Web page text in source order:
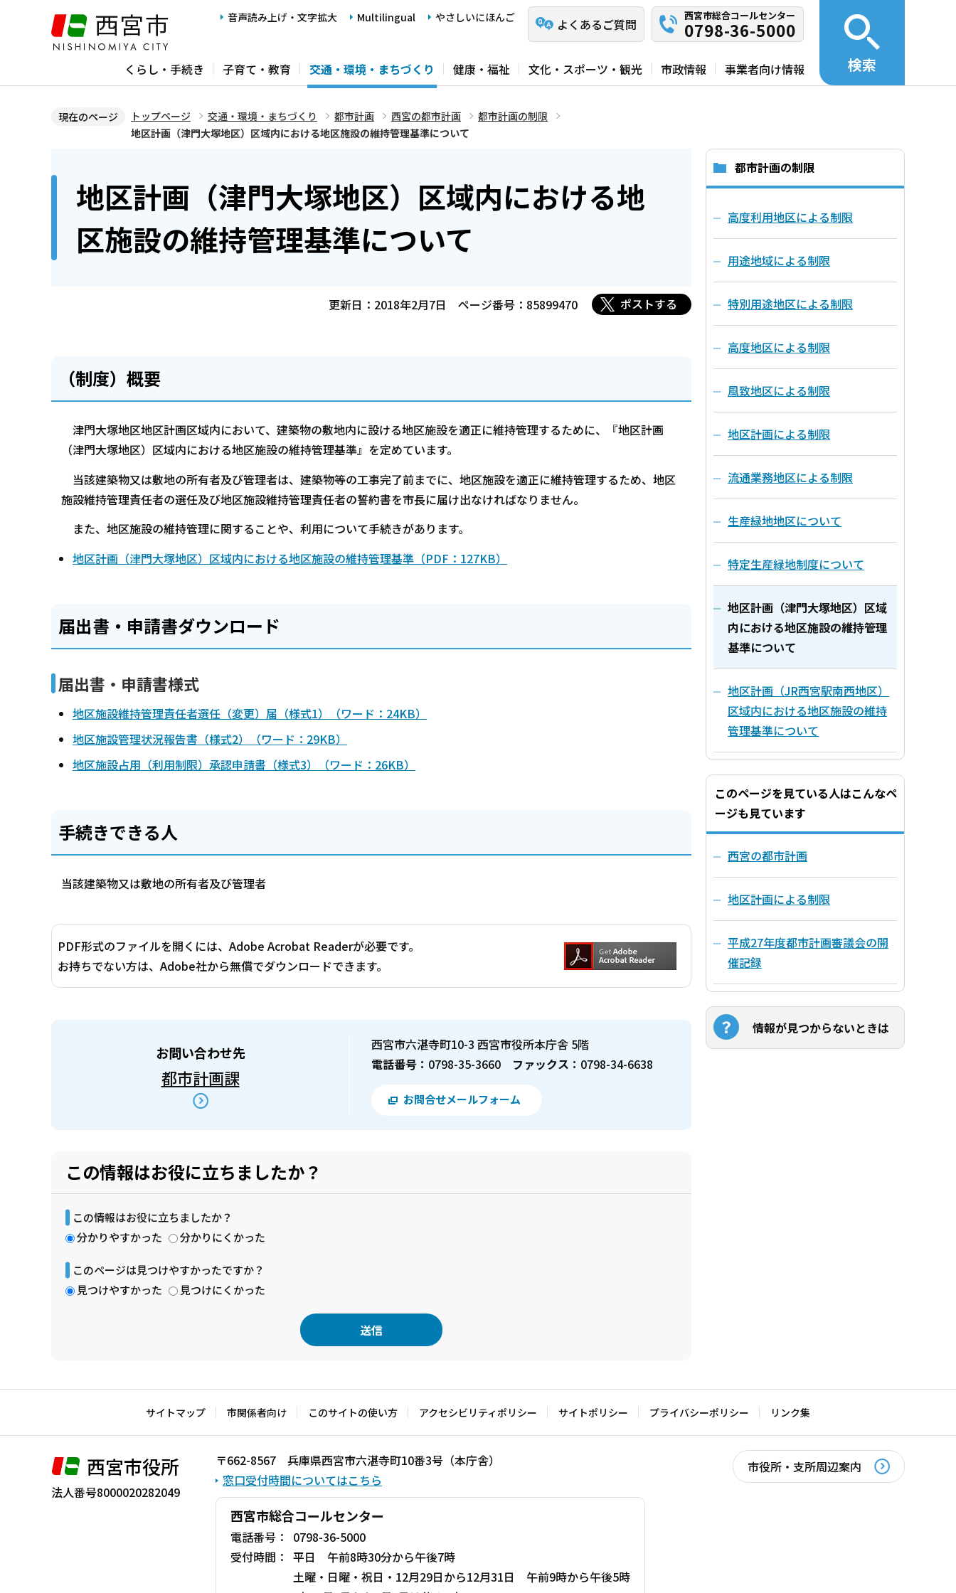
ジ
音声読み上げ・文字拡大 Multilingual やさしいにほんご よくあるご質問
西宮市総合コールセンター
0798-36-5000
くらし・手続き 子育て・教育 交通・環境・まちづくり 健康・福祉 文化・スポーツ・観光 市政情報 事業者向け情報 検索
現在のページ トップページ 交通・環境・まちづくり 都市計画 西宮の都市計画
都市計画の制限
地区計画（津門大塚地区）区域内における地区施設の維持管理基準について
地区計画（津門大塚地区）区域内における地
区施設の維持管理基準について
更新日：2018年2月7日 ページ番号：85899470 ポストする
（制度）概要
津門大塚地区地区計画区域内において、建築物の敷地内に設ける地区施設を適正に維持管理するために、『地区計画
（津門大塚地区）区域内における地区施設の維持管理基準』を定めています。
当該建築物又は敷地の所有者及び管理者は、建築物等の工事完了前までに、地区施設を適正に維持管理するため、地区
施設維持管理責任者の選任及び地区施設維持管理責任者の誓約書を市長に届け出なければなりません。
また、地区施設の維持管理に関することや、利用について手続きがあります。
地区計画（津門大塚地区）区域内における地区施設の維持管理基準（PDF：127KB）
届出書・申請書ダウンロード
届出書・申請書様式
地区施設維持管理責任者選任（変更）届（様式1）（ワード：24KB）
地区施設管理状況報告書（様式2）（ワード：29KB）
地区施設占用（利用制限）承認申請書（様式3）（ワード：26KB）
手続きできる人
当該建築物又は敷地の所有者及び管理者
PDF形式のファイルを開くには、Adobe Acrobat Readerが必要です。
お持ちでない方は、Adobe社から無償でダウンロードできます。
お問い合わせ先
都市計画課
西宮市六湛寺町10-3 西宮市役所本庁舎 5階
電話番号： 0798-35-3660 ファックス： 0798-34-6638
お問合せメールフォーム
この情報はお役に立ちましたか？
この情報はお役に立ちましたか？
分かりやすかった
分かりにくかった
このページは見つけやすかったですか？
見つけやすかった
見つけにくかった
文
で
都市計画の制限
高度利用地区による制限
用途地域による制限
特別用途地区による制限
高度地区による制限
風致地区による制限
地区計画による制限
流通業務地区による制限
生産緑地地区について
特定生産緑地制度について
地区計画（津門大塚地区）区域
内における地区施設の維持管理
基準について
地区計画（JR西宮駅南西地区）
区域内における地区施設の維持
管理基準について
このページを見ている人はこんなペ
ージも見ています
西宮の都市計画
地区計画による制限
平成27年度都市計画審議会の開
催記録
情報が見つからないときは
サイトマップ 市関係者向け このサイトの使い方 アクセシビリティポリシー サイトポリシー プライバシーポリシー リンク集
西宮市役所
法人番号8000020282049
〒662-8567 兵庫県西宮市六湛寺町10番3号（本庁舎）
窓口受付時間についてはこちら
西宮市総合コールセンター
電話番号：
0798-36-5000
受付時間： 平日 午前8時30分から午後7時
土曜・日曜・祝日・12月29日から12月31日 午前9時から午後5時
市役所・支所周辺案内